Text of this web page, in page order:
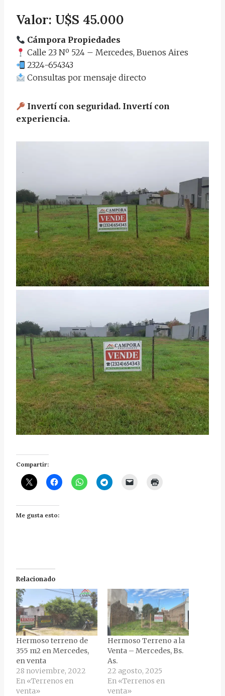
Valor: U$S 45.000
Cámpora Propiedades
Calle 23 Nº 524 – Mercedes, Buenos Aires
2324-654343
Consultas por mensaje directo
Invertí con seguridad. Invertí con
experiencia.
Compartir:
Me gusta esto:
Relacionado
Hermoso terreno de
355 m2 en Mercedes,
en venta
28 noviembre, 2022
En «Terrenos en
venta»
Hermoso Terreno a la
Venta – Mercedes, Bs.
As.
22 agosto, 2025
En «Terrenos en
venta»